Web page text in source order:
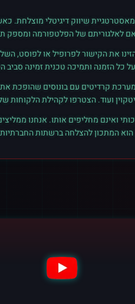
שיווק דיגיטלי מוצלחת.
לאלגוריתם של הפלטפורמה ומספק
את הקישור לפרופיל או לפוסט,
הזמנה ותמיכה טכנית זמינה סביב
קרדיטים עם בונוסים שהופכת
ואינם מחליפים אותו. אנחנו
הוא המתכון להצלחה ברשתות